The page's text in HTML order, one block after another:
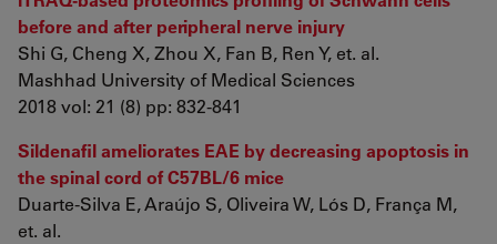
before and after peripheral nerve injury
Shi G, Cheng X, Zhou X, Fan B, Ren Y, et. al.
Mashhad University of Medical Sciences
2018 vol: 21 (8) pp: 832-841
Sildenafil ameliorates EAE by decreasing apoptosis in
the spinal cord of C57BL/6 mice
Duarte-Silva E, Araújo S, Oliveira W, Lós D, França M,
et. al.